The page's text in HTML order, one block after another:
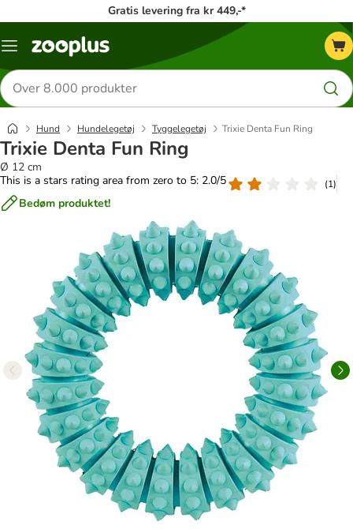
Gratis levering fra kr 449,-*
Menu
Søg
efter
produkter
Hund Hundelegetøj Tyggelegetøj Trixie Denta Fun Ring
Trixie Denta Fun Ring
Ø 12 cm
This is a stars rating area from zero to 5: 2.0/5
(1)
Bedøm produktet!